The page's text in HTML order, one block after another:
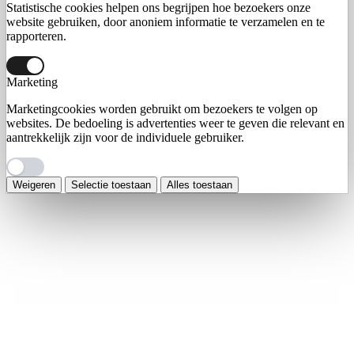
Statistische cookies helpen ons begrijpen hoe bezoekers onze
website gebruiken, door anoniem informatie te verzamelen en te
rapporteren.
Marketing
Marketingcookies worden gebruikt om bezoekers te volgen op
websites. De bedoeling is advertenties weer te geven die relevant en
aantrekkelijk zijn voor de individuele gebruiker.
Weigeren Selectie toestaan Alles toestaan